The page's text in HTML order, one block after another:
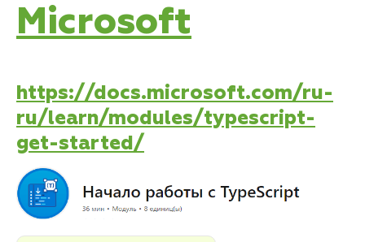
Microsoft
https://docs.microsoft.com/ru-
ru/learn/modules/typescript-
get-started/